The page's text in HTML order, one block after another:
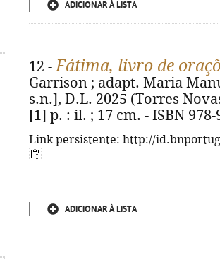
ADICIONAR À LISTA
12 -Fátima, livro de
Garrison ; adapt. Maria
s.n.], D.L. 2025 (Torres
[1] p. : il. ; 17 cm. - ISBN 978-
Link persistente: http://
ADICIONAR À LISTA